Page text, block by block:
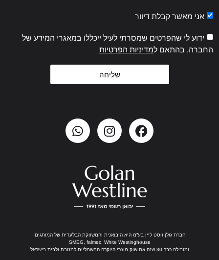
אני מאשר קבלת דיוור
ידוע לי שהפרטים שמסרתי לעיל ייכללו במאגרי המידע של
החברה, בהתאם למדיניות הפרטיות
שליחה
חברת גולן ווסט ליין בע”מ היא היבואנית והמשווקת הבלעדית של המותגים:
SMEG, falmec, White Westinghouse
ומובילה כבר 30 שנה את שוק מוצרי היוקרה החשמליים למטבח ולבית בישראל